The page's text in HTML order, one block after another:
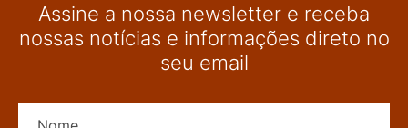
Assine a nossa newsletter e receba
nossas notícias e informações direto no
seu email